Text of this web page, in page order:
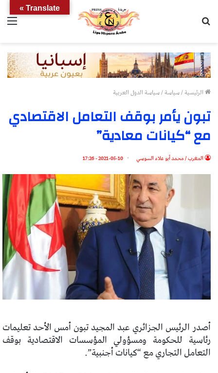
الرئيسية/سياسة/سياسة الدول العربية
تبون يأمر بوقف التعامل الاقتصادي
مع “كيانات معادية”
المغرب / محمد أبو علاء السوسي 2021-05-10 - 17:26
أصدر الرئيس الجزائري عبد المجيد تبون أمس الأحد تعليمات
رئاسية للحكومة ومسؤولي المؤسسات الاقتصادية بوقف
التعامل التجاري مع “كيانات أجنبية”.
Translate »